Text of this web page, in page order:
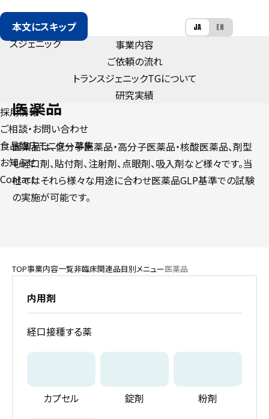
本文にスキップ JA EN
事業内容
ご依頼の流れ
トランスジェニックTGについて
研究実績
採用情報
ご相談・お問い合わせ
食品臨床モニター募集
お知らせ
Contact
NON-CLINICAL TRIALS
医薬品
医薬品は、低分子医薬品・高分子医薬品・核酸医薬品、剤型
も経口剤、貼付剤、注射剤、点眼剤、吸入剤など様々です。当
社ではそれら様々な用途に合わせ医薬品GLP基準での試験
の実施が可能です。
TOP事業内容一覧非臨床関連品目別メニュー医薬品
内用剤
経口接種する薬
カプセル 錠剤 粉剤